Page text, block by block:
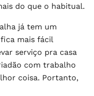
do que o habitual.
já tem um
mais fácil
serviço pra casa
com trabalho
coisa. Portanto,